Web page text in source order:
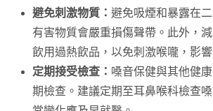
避免刺激物質： 避免吸煙和暴露在
有害物質會嚴重損傷聲帶。此外，
飲用過熱飲品，以免刺激喉嚨，影響
定期接受檢查： 嗓音保健與其他健
期檢查。建議定期至耳鼻喉科檢查